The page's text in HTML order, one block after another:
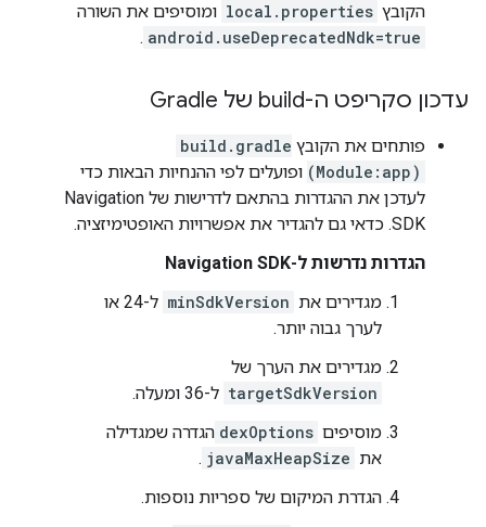
הקובץ local.properties ומוסיפים את השורה
android.useDeprecatedNdk=true
.
עדכון סקריפט ה-build של Gradle
פותחים את הקובץ build.gradle
(Module:app) ופועלים לפי ההנחיות הבאות כדי
לעדכן את ההגדרות בהתאם לדרישות של Navigation
SDK. כדאי גם להגדיר את אפשרויות האופטימיזציה.
הגדרות נדרשות ל-Navigation SDK
מגדירים את minSdkVersion
ל-24 או
לערך גבוה יותר.
מגדירים את הערך של
targetSdkVersion ל-36 ומעלה.
מוסיפים dexOptions הגדרה שמגדילה
את javaMaxHeapSize
.
הגדרת המיקום של ספריות נוספות.